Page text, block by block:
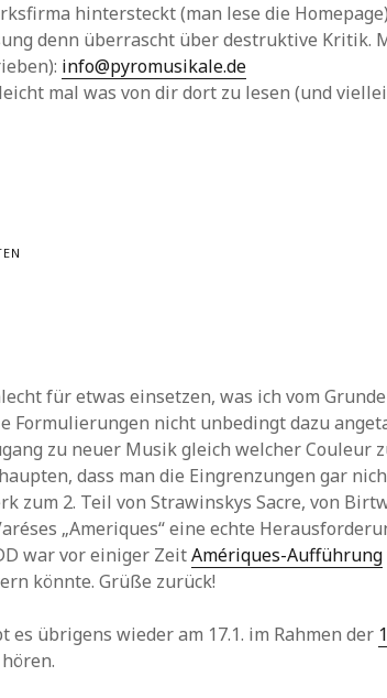
hintersteckt (man lese die
denn überrascht über destruktive Kritik.
info@pyromusikale.de
mal was von dir dort zu lesen (und
für etwas einsetzen, was ich vom
Formulierungen nicht unbedingt dazu
zu neuer Musik gleich welcher Couleur
dass man die Eingrenzungen gar
zum 2. Teil von Strawinskys Sacre, von
„Ameriques“ eine echte
war vor einiger ZeitAmériques-Aufführung
könnte. Grüße zurück!
es übrigens wieder am 17.1. im Rahmen der